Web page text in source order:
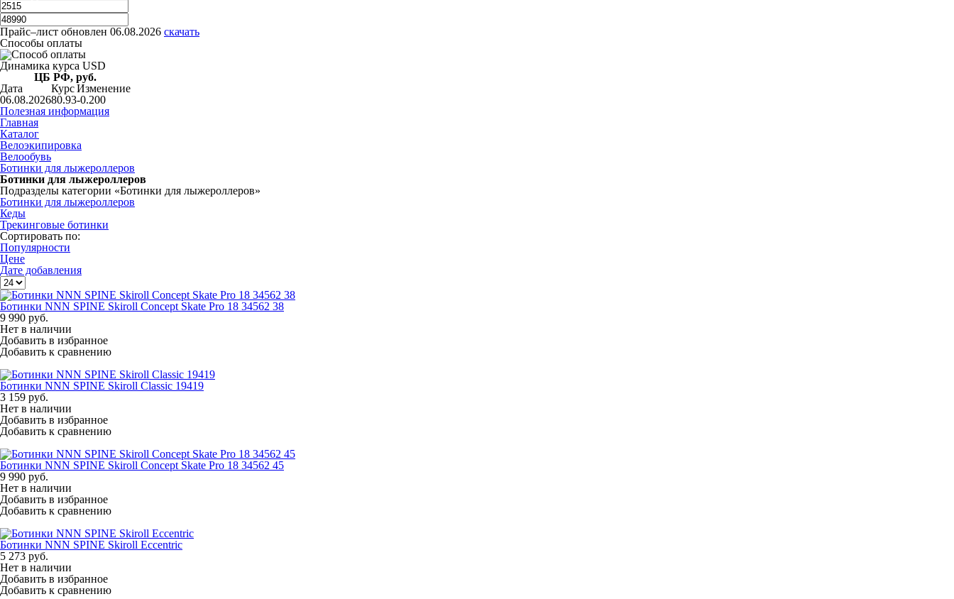
Прайс–лист обновлен 06.08.2026 скачать
Способы оплаты
Динамика курса USD
ЦБ РФ, руб.
Дата
КурсИзменение
06.08.202680.93-0.200
Полезная информация
Главная
Каталог
Велоэкипировка
Велообувь
Ботинки для лыжероллеров
Ботинки для лыжероллеров
Подразделы категории «Ботинки для лыжероллеров»
Ботинки для лыжероллеров
Кеды
Трекинговые ботинки
Сортировать по:
Популярности
Цене
Дате добавления
Ботинки NNN SPINE Skiroll Concept Skate Pro 18 34562 38
9 990 руб.
Нет в наличии
Добавить в избранное
Добавить к сравнению
Ботинки NNN SPINE Skiroll Classic 19419
3 159 руб.
Нет в наличии
Добавить в избранное
Добавить к сравнению
Ботинки NNN SPINE Skiroll Concept Skate Pro 18 34562 45
9 990 руб.
Нет в наличии
Добавить в избранное
Добавить к сравнению
Ботинки NNN SPINE Skiroll Eccentric
5 273 руб.
Нет в наличии
Добавить в избранное
Добавить к сравнению